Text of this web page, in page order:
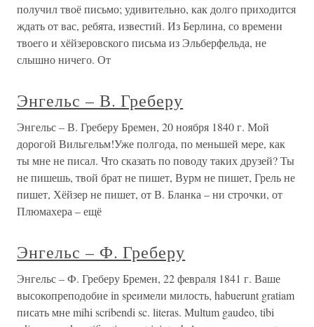
получил твоё письмо; удивительно, как долго приходится
ждать от вас, ребята, известий. Из Берлина, со времени
твоего и хёйзеровского письма из Эльберфельда, не
слышно ничего. От
Энгельс – В. Греберу
Энгельс – В. Греберу Бремен, 20 ноября 1840 г. Мой
дорогой Вильгельм!Уже полгода, по меньшей мере, как
ты мне не писал. Что сказать по поводу таких друзей? Ты
не пишешь, твой брат не пишет, Вурм не пишет, Грель не
пишет, Хёйзер не пишет, от В. Бланка – ни строчки, от
Плюмахера – ещё
Энгельс – Ф. Греберу
Энгельс – Ф. Греберу Бремен, 22 февраля 1841 г. Ваше
высокопреподобие in speимели милость, habuerunt gratiam
писать мне mihi scribendi sc. literas. Multum gaudeo, tibi